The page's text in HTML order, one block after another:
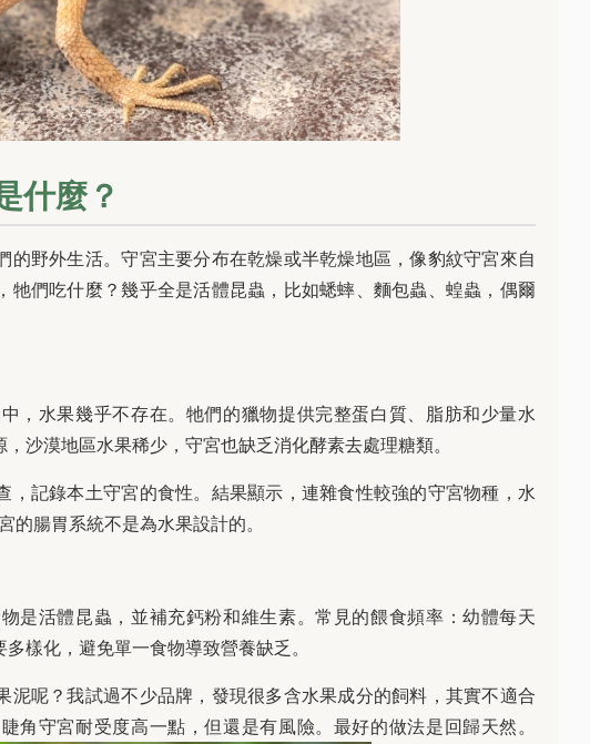
什麼？
的野外生活。守宮主要分布在乾燥或半乾燥地區，像豹紋守宮來自
牠們吃什麼？幾乎全是活體昆蟲，比如蟋蟀、麵包蟲、蝗蟲，偶爾
，水果幾乎不存在。牠們的獵物提供完整蛋白質、脂肪和少量水
沙漠地區水果稀少，守宮也缺乏消化酵素去處理糖類。
，記錄本土守宮的食性。結果顯示，連雜食性較強的守宮物種，水
腸胃系統不是為水果設計的。
是活體昆蟲，並補充鈣粉和維生素。常見的餵食頻率：幼體每天
樣化，避免單一食物導致營養缺乏。
泥呢？我試過不少品牌，發現很多含水果成分的飼料，其實不適合
角守宮耐受度高一點，但還是有風險。最好的做法是回歸天然。